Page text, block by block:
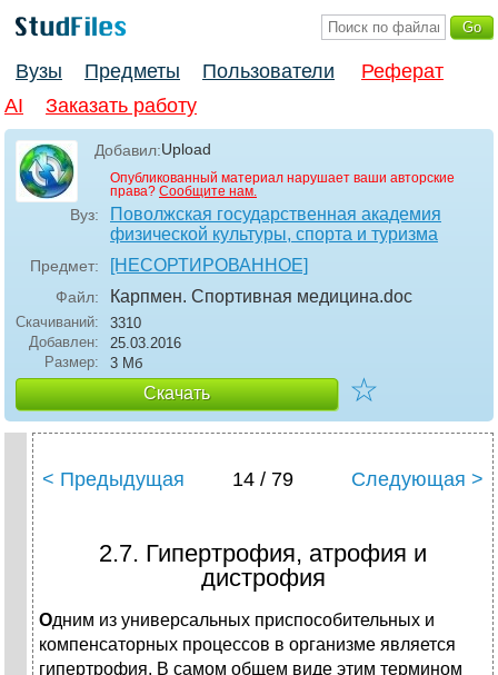
Вузы Предметы Пользователи
Реферат
AI
Заказать работу
Добавил:Upload
Опубликованный материал нарушает ваши авторские
права? Сообщите нам.
Вуз:
Поволжская государственная академия
физической культуры, спорта и туризма
Предмет: [НЕСОРТИРОВАННОЕ]
Файл: Карпмен. Спортивная медицина.doc
Скачиваний:
3310
Добавлен:
25.03.2016
Размер:
3 Мб
Скачать ☆
< Предыдущая 14 / 79 Следующая >
2.7. Гипертрофия, атрофия и
дистрофия
Одним из универсальных приспособительных и
компенсаторных процессов в организме является
гипертрофия. В самом общем виде этим термином